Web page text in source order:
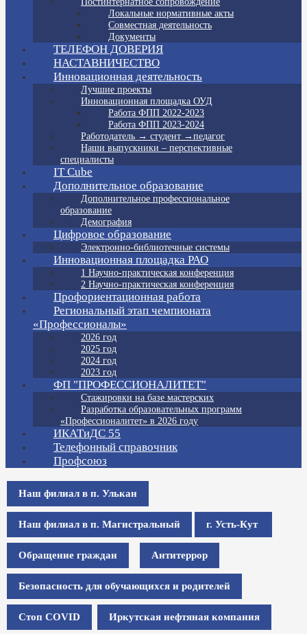
Локальные нормативные акты
Совместная деятельность
Документы
ТЕЛЕФОН ДОВЕРИЯ
НАСТАВНИЧЕСТВО
Инновационная деятельность
Лучшие проекты
Инновационная площадка ОУД
Работа ФПП 2022-2023
Работа ФПП 2023-2024
Работодатель → студент →педагог
Наши выпускники – перспективные
специалисты
IT Cube
Дополнительное образование
Дополнительное профессиональное
образование
Демография
Цифровое образование
Электронно-библиотечные системы
Инновационная площадка РАО
1 Научно-практическая конференция
2 Научно-практическая конференция
Профориентационная работа
Региональный этап чемпионата
«Профессионалы»
2026 год
2025 год
2024 год
2023 год
ФП "ПРОФЕССИОНАЛИТЕТ"
Стажировки на базе мастерских
Разработка образовательных программ
«Профессионалитет» в 2026 году
ИКАТиДС 55
Телефонный справочник
Профсоюз
Наш филиал в п. Улькан
Наш филиал в п. Магистральный г. Усть-Кут
Обращение граждан Антитеррор
Безопасность для обучающихся и родителей
Стоп COVID Иркутская нефтяная компания